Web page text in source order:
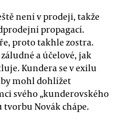
není v prodeji, takže
propagací.
proto takhle zostra.
a účelové, jak
Kundera se v exilu
mohl dohlížet
svého „kunderovského
tvorbu Novák chápe.